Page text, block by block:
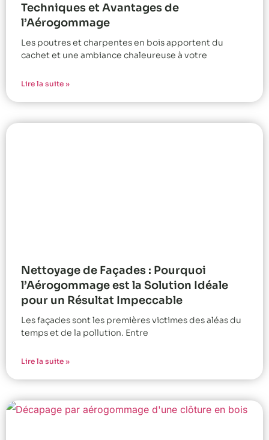
Techniques et Avantages de
l’Aérogommage
Les poutres et charpentes en bois apportent du
cachet et une ambiance chaleureuse à votre
Lire la suite »
Nettoyage de Façades : Pourquoi
l’Aérogommage est la Solution Idéale
pour un Résultat Impeccable
Les façades sont les premières victimes des aléas du
temps et de la pollution. Entre
Lire la suite »